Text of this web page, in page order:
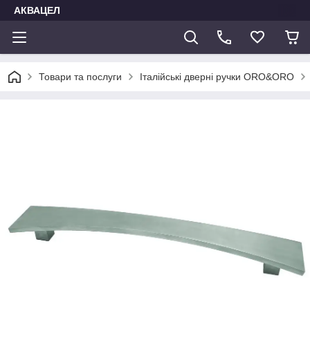
АКВАЦЕЛ
Товари та послуги Італійські дверні ручки ORO&ORO